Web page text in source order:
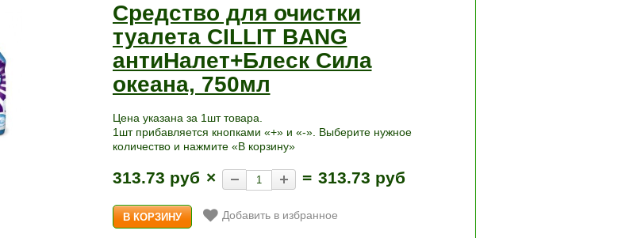
Средство для очистки
туалета CILLIT BANG
антиНалет+Блеск Сила
океана, 750мл
Цена указана за 1шт товара.
1шт прибавляется кнопками «+» и «-». Выберите нужное
количество и нажмите «В корзину»
313.73 руб × = 313.73 руб
Добавить в избранное